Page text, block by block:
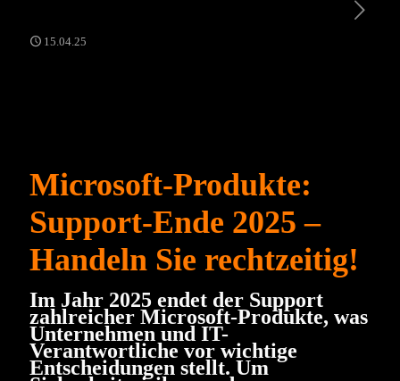
15.04.25
Microsoft-Produkte:
Support-Ende 2025 –
Handeln Sie rechtzeitig!
Im Jahr 2025 endet der Support
zahlreicher Microsoft-Produkte, was
Unternehmen und IT-
Verantwortliche vor wichtige
Entscheidungen stellt. Um